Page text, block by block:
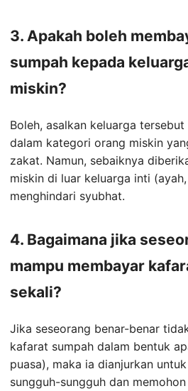
3. Apakah boleh
sumpah kepada
miskin?
Boleh, asalkan keluarga
dalam kategori orang miskin
zakat. Namun, sebaiknya
miskin di luar keluarga inti
menghindari syubhat.
4. Bagaimana jika
mampu membayar
sekali?
Jika seseorang benar-benar
kafarat sumpah dalam bentuk
puasa), maka ia dianjurkan
sungguh-sungguh dan